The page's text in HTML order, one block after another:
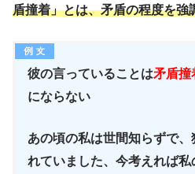
盾撞着」とは、矛盾の程度を強
彼の言っていることは矛盾撞
にならない
あの頃の私は世間知らずで
れていました、今考えれば私